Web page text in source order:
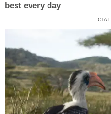
best every day
CTA